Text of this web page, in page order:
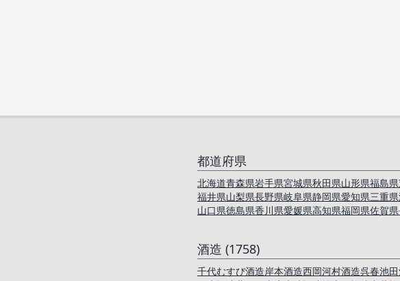
都道府県
北海道青森県岩手県宮城県秋田県山形県福島県
福井県山梨県長野県岐阜県静岡県愛知県三重県
山口県徳島県香川県愛媛県高知県福岡県佐賀県
酒造 (1758)
千代むすび酒造岸本酒造西岡河村酒造呉春池